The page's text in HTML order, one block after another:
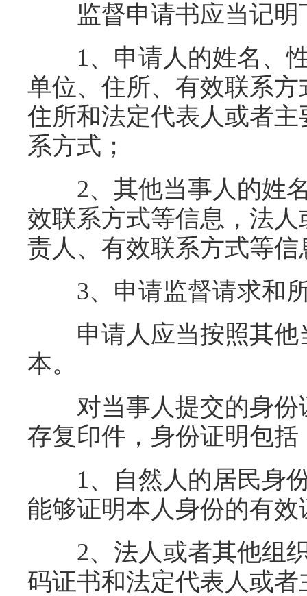
监督申请书应当记明
1、申请人的姓名、性
单位、住所、有效联系
住所和法定代表人或者
系方式；
2、其他当事人的姓名
效联系方式等信息，法
责人、有效联系方式等信
3、申请监督请求和所
申请人应当按照其他
本。
对当事人提交的身份
存复印件，身份证明包括
1、自然人的居民身份
能够证明本人身份的有效
2、法人或者其他组织
码证书和法定代表人或